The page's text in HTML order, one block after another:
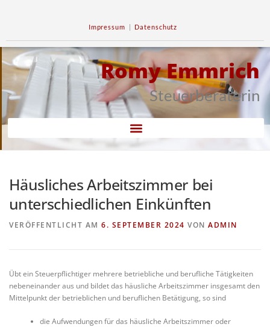
Impressum | Datenschutz
Romy Emmrich
Steuerberaterin
Häusliches Arbeitszimmer bei
unterschiedlichen Einkünften
VERÖFFENTLICHT AM 6. SEPTEMBER 2024 VON ADMIN
Übt ein Steuerpflichtiger mehrere betriebliche und berufliche Tätigkeiten
nebeneinander aus und bildet das häusliche Arbeitszimmer insgesamt den
Mittelpunkt der betrieblichen und beruflichen Betätigung, so sind
die Aufwendungen für das häusliche Arbeitszimmer oder